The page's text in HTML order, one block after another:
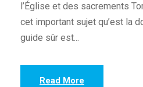
l’Église et des sacrements
cet important sujet qu’est la
guide sûr est...
Read More